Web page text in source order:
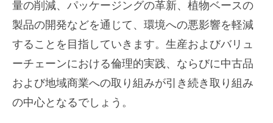
量の削減、パッケージングの革新、植物ベースの
製品の開発などを通じて、環境への悪影響を軽減
することを目指していきます。生産およびバリュ
ーチェーンにおける倫理的実践、ならびに中古品
および地域商業への取り組みが引き続き取り組み
の中心となるでしょう。